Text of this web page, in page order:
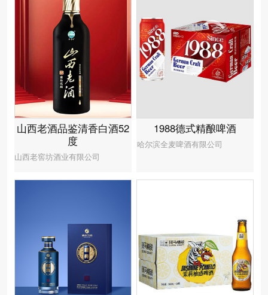
山西老酒品鉴清香白酒52
度
山西老窖坊酒业有限公司
1988德式精酿啤酒
哈尔滨全麦啤酒有限公司